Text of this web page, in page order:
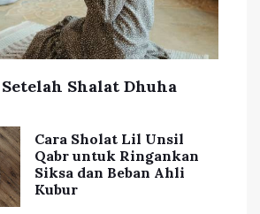
Setelah Shalat Dhuha
Cara Sholat Lil Unsil
Qabr untuk Ringankan
Siksa dan Beban Ahli
Kubur